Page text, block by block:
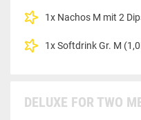
1x Nachos M mit 2
1x Softdrink Gr. M
DELUXE FOR TWO